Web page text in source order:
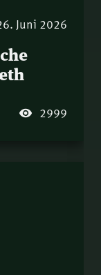
Juni 2026
2999